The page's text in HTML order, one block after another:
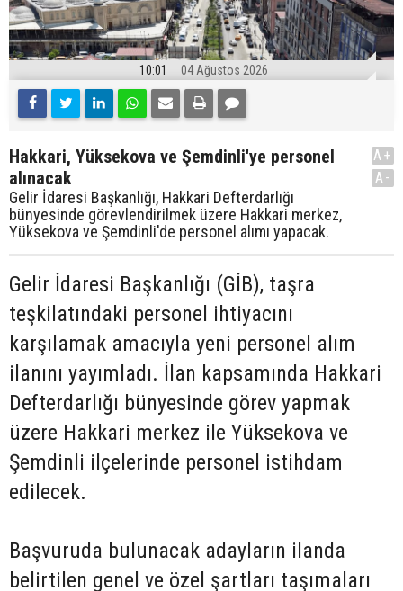
10:01 04 Ağustos 2026
Hakkari, Yüksekova ve Şemdinli'ye personel
alınacak
Gelir İdaresi Başkanlığı, Hakkari Defterdarlığı
bünyesinde görevlendirilmek üzere Hakkari merkez,
Yüksekova ve Şemdinli'de personel alımı yapacak.
A+
A-
Gelir İdaresi Başkanlığı (GİB), taşra
teşkilatındaki personel ihtiyacını
karşılamak amacıyla yeni personel alım
ilanını yayımladı. İlan kapsamında Hakkari
Defterdarlığı bünyesinde görev yapmak
üzere Hakkari merkez ile Yüksekova ve
Şemdinli ilçelerinde personel istihdam
edilecek.
Başvuruda bulunacak adayların ilanda
belirtilen genel ve özel şartları taşımaları